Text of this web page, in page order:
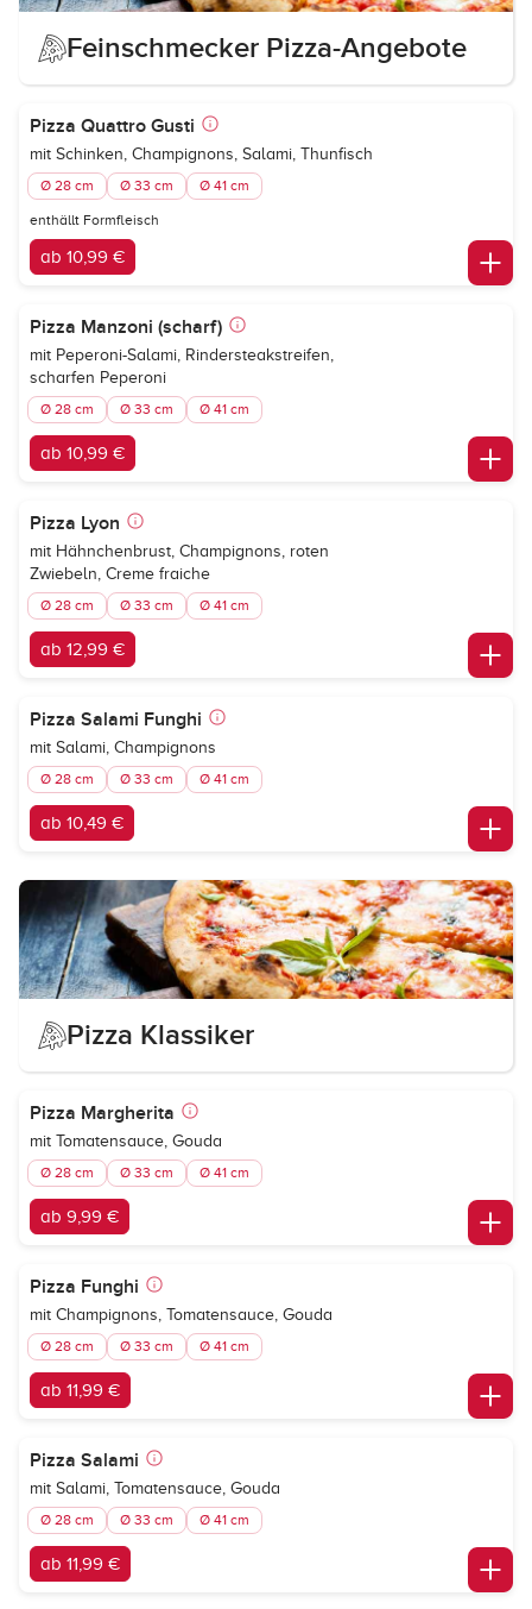
Feinschmecker Pizza-Angebote
Pizza Quattro Gusti
mit Schinken, Champignons, Salami, Thunfisch
Ø 28 cm Ø 33 cm Ø 41 cm
enthällt Formfleisch
ab 10,99 €
Pizza Manzoni (scharf)
mit Peperoni-Salami, Rindersteakstreifen,
scharfen Peperoni
Ø 28 cm Ø 33 cm Ø 41 cm
ab 10,99 €
Pizza Lyon
mit Hähnchenbrust, Champignons, roten
Zwiebeln, Creme fraiche
Ø 28 cm Ø 33 cm Ø 41 cm
ab 12,99 €
Pizza Salami Funghi
mit Salami, Champignons
Ø 28 cm Ø 33 cm Ø 41 cm
ab 10,49 €
Pizza Klassiker
Pizza Margherita
mit Tomatensauce, Gouda
Ø 28 cm Ø 33 cm Ø 41 cm
ab 9,99 €
Pizza Funghi
mit Champignons, Tomatensauce, Gouda
Ø 28 cm Ø 33 cm Ø 41 cm
ab 11,99 €
Pizza Salami
mit Salami, Tomatensauce, Gouda
Ø 28 cm Ø 33 cm Ø 41 cm
ab 11,99 €